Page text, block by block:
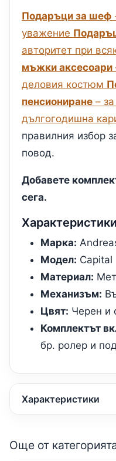
Подаръци за шеф
уважение
авторитет при
мъжки аксесоари
деловия костюм
пенсиониране –
дългогодишна
правилния избор
повод.
Добавете
сега.
Марка:
Модел: Capital
Материал:
Механизъм:
Цвят: Черен и
Комплектът
бр. ролер и
Характеристики
Още от